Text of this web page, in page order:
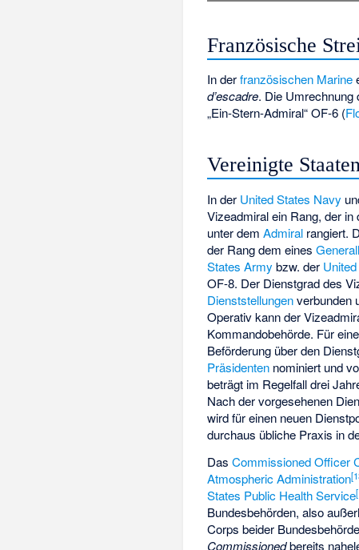
Französische
In derfranzösischen Marine
d’escadre. Die Umrechnung
„Ein-Stern-Admiral“ OF-6 (
Vereinigte
In der United States Navy
Vizeadmiral ein Rang, der
unter demAdmiral rangiert.
der Rang dem eines
States Army bzw. der
OF-8. Der Dienstgrad des
Dienststellungenverbunden
Operativ kann der
Kommandobehörde. Für
Beförderung über den
Präsidenten nominiert und
beträgt im Regelfall drei
Nach der vorgesehenen
wird für einen neuen
durchaus übliche Praxis in
DasCommissioned Officer
Atmospheric Administration[
States Public Health Service[
Bundesbehörden, also
Corps beider
Commissionedbereits